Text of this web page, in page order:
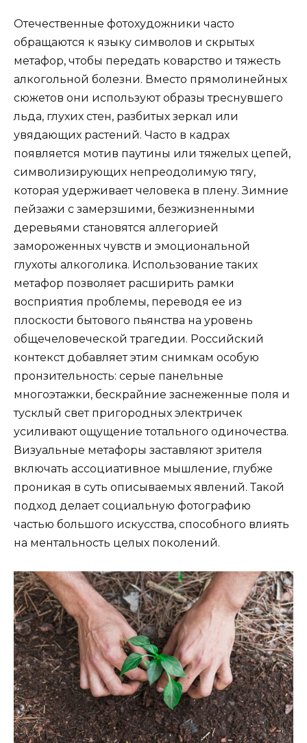
Отечественные фотохудожники часто
обращаются к языку символов и скрытых
метафор, чтобы передать коварство и тяжесть
алкогольной болезни. Вместо прямолинейных
сюжетов они используют образы треснувшего
льда, глухих стен, разбитых зеркал или
увядающих растений. Часто в кадрах
появляется мотив паутины или тяжелых цепей,
символизирующих непреодолимую тягу,
которая удерживает человека в плену. Зимние
пейзажи с замерзшими, безжизненными
деревьями становятся аллегорией
замороженных чувств и эмоциональной
глухоты алкоголика. Использование таких
метафор позволяет расширить рамки
восприятия проблемы, переводя ее из
плоскости бытового пьянства на уровень
общечеловеческой трагедии. Российский
контекст добавляет этим снимкам особую
пронзительность: серые панельные
многоэтажки, бескрайние заснеженные поля и
тусклый свет пригородных электричек
усиливают ощущение тотального одиночества.
Визуальные метафоры заставляют зрителя
включать ассоциативное мышление, глубже
проникая в суть описываемых явлений. Такой
подход делает социальную фотографию
частью большого искусства, способного влиять
на ментальность целых поколений.